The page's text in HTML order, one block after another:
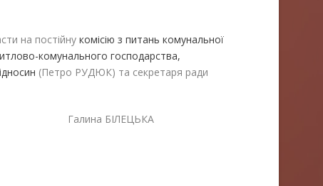
на постійну комісію з питань комунальної
комунального господарства,
(Петро РУДЮК) та секретаря ради
БІЛЕЦЬКА